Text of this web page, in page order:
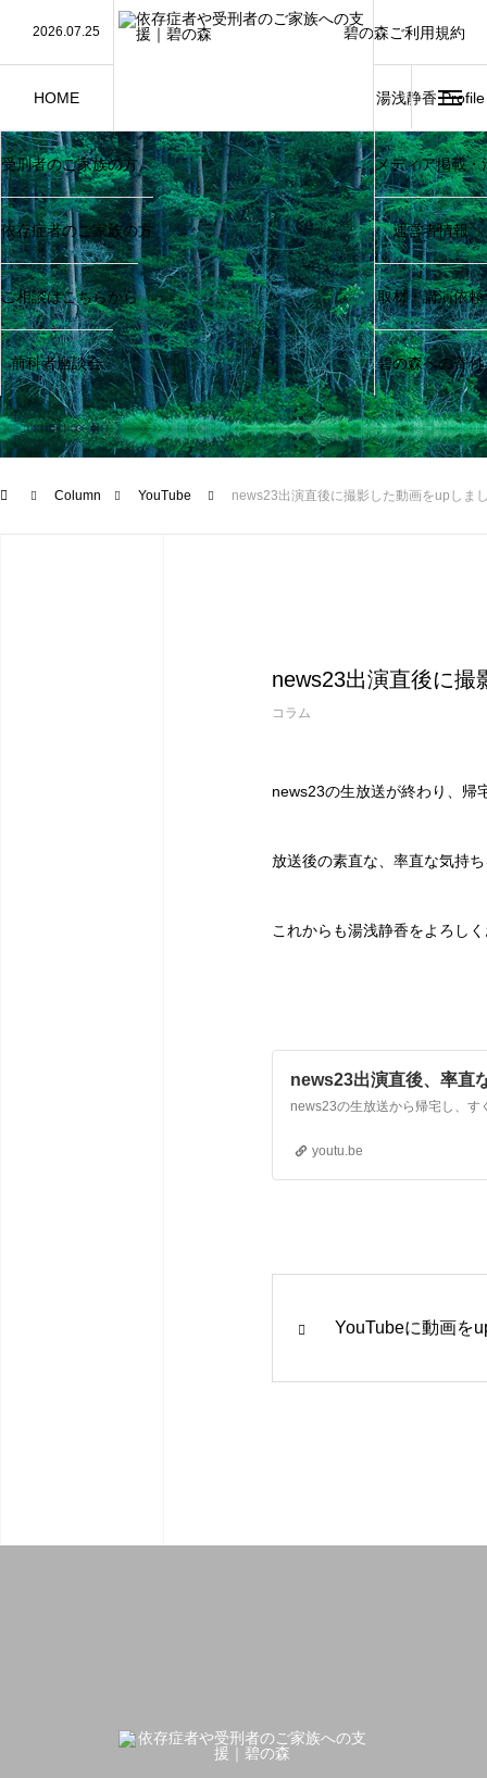
HOME
受刑者のご家族の方
依存症者のご家族の方
ご相談はこちらから
前科者座談会
湯浅静香 Profile
メディア掲載・
運営者情報
取材・講演依頼
碧の森への寄付
2026.07.25 【講演】第76回“社会を明るくする運動”地域集会
【講演】千葉大学千葉少年問題研究会で講演をさ
2026.07.19 【講演】大田区制80周年記念事業「第76回 ”社会
2026.06.26 【講演】西川口榎本クリニックで講演をさせていた
碧の森ご利用規約
Column YouTube news23出演直後に撮影した動画をupしま
news23出演直後に撮
コラム
news23の生放送が終わり、帰
放送後の素直な、率直な気持
これからも湯浅静香をよろし
news23出演直後、率直
youtu.be
YouTubeに動画を